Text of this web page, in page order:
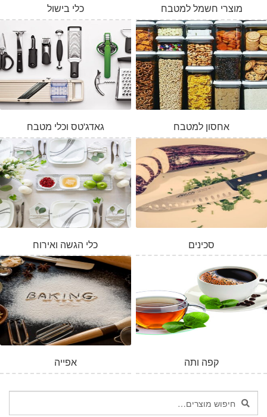
כלי בישול מוצרי חשמל למטבח
גאדג'טס וכלי מטבח אחסון למטבח
כלי הגשה ואירוח סכינים
אפייה קפה ותה
חיפוש
עבור:
חיפוש